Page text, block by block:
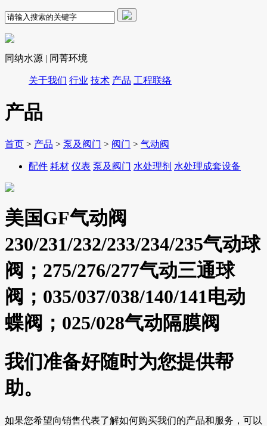
同纳水源 | 同菁环境
关于我们 行业 技术 产品 工程联络
产品
首页 > 产品 > 泵及阀门 > 阀门 > 气动阀
配件 耗材 仪表 泵及阀门 水处理剂 水处理成套设备
美国GF气动阀
230/231/232/233/234/235气动球
阀；275/276/277气动三通球
阀；035/037/038/140/141电动
蝶阀；025/028气动隔膜阀
我们准备好随时为您提供帮
助。
如果您希望向销售代表了解如何购买我们的产品和服务，可以